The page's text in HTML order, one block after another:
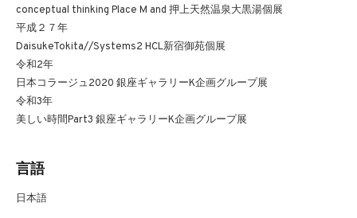
conceptual thinking Place M and 押上天然温泉大黒湯個展
平成２７年
DaisukeTokita//Systems2 HCL新宿御苑個展
令和2年
日本コラージュ2020 銀座ギャラリーK企画グループ展
令和3年
美しい時間Part3 銀座ギャラリーK企画グループ展
言語
日本語